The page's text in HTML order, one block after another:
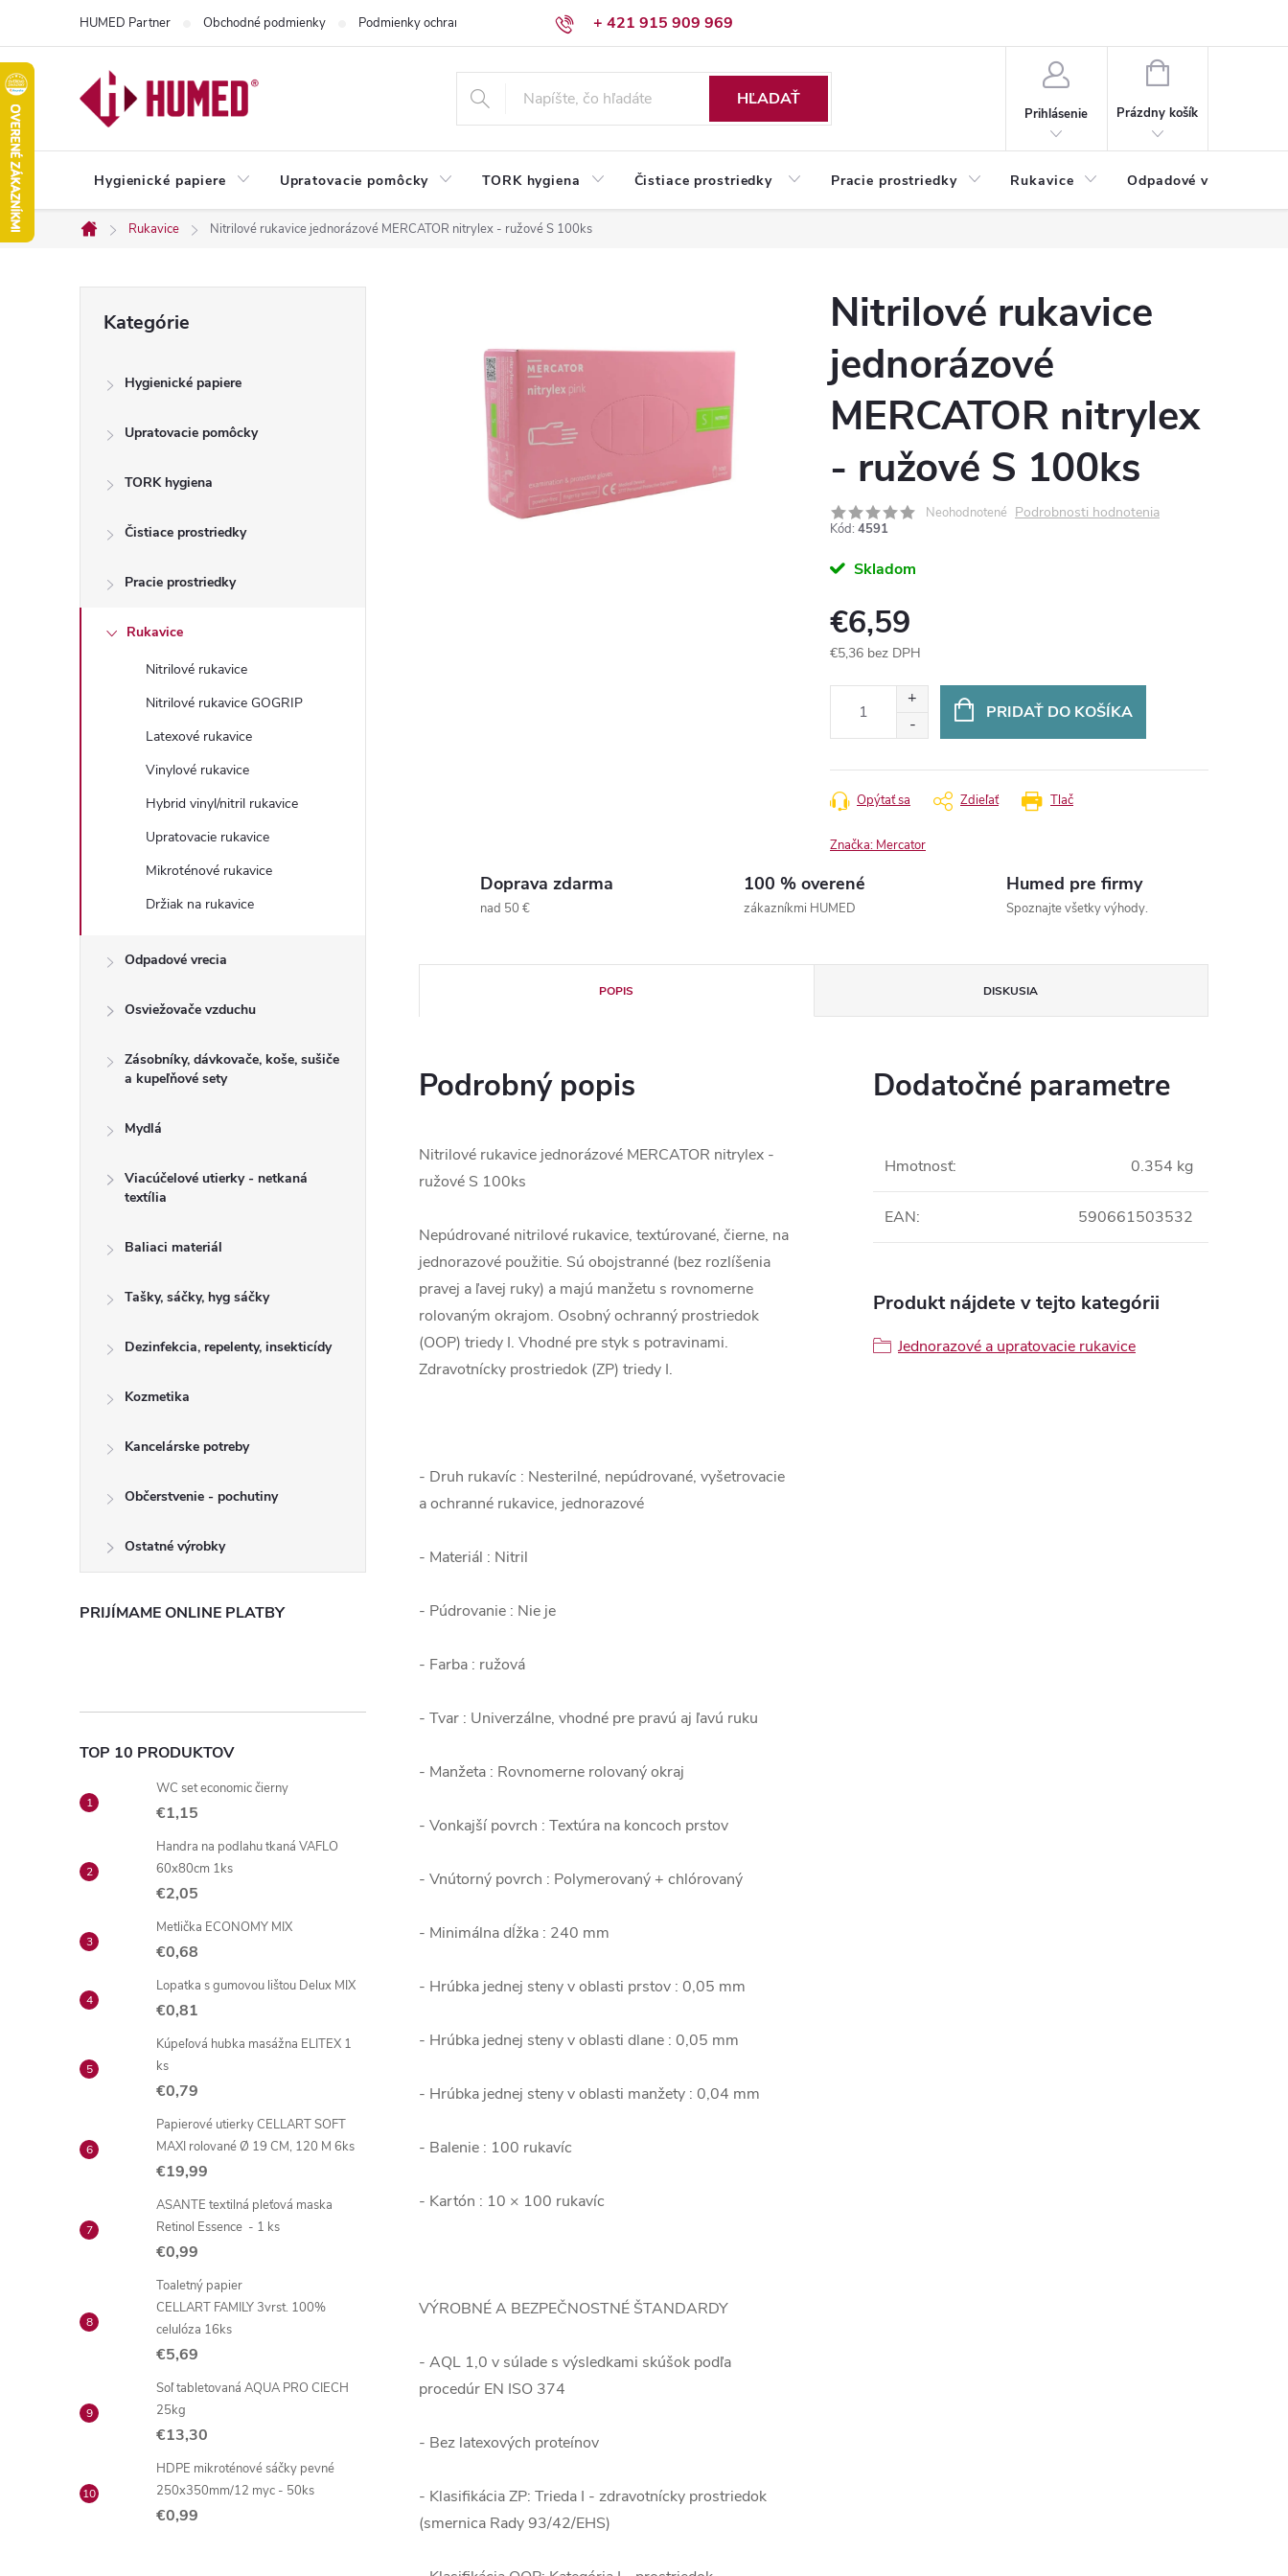
obsah
+ 421 915 909 969
HUMED Partner Obchodné podmienky Podmienky ochrany osobných údajov Reklamačný poriadok
HĽADAŤ
Prihlásenie
NÁKUPNÝ
Prázdny košík
Hygienické papiere Upratovacie pomôcky TORK hygiena Čistiace prostriedky Pracie prostriedky Rukavice Odpadové vrecia
Domov
Rukavice Nitrilové rukavice jednorázové MERCATOR nitrylex - ružové S 100ks
a
kategórie
Kategórie
Hygienické papiere
Upratovacie pomôcky
TORK hygiena
Čistiace prostriedky
Pracie prostriedky
Rukavice
Nitrilové rukavice
Nitrilové rukavice GOGRIP
Latexové rukavice
Vinylové rukavice
Hybrid vinyl/nitril rukavice
Upratovacie rukavice
Mikroténové rukavice
Držiak na rukavice
Odpadové vrecia
Osviežovače vzduchu
Zásobníky, dávkovače, koše, sušiče
a kupeľňové sety
Mydlá
Viacúčelové utierky - netkaná
textília
Baliaci materiál
Tašky, sáčky, hyg sáčky
Dezinfekcia, repelenty, insekticídy
Kozmetika
Kancelárske potreby
Občerstvenie - pochutiny
Ostatné výrobky
PRIJÍMAME ONLINE PLATBY
TOP 10 PRODUKTOV
WC set economic čierny
€1,15
Handra na podlahu tkaná VAFLO
60x80cm 1ks
€2,05
Metlička ECONOMY MIX
€0,68
Lopatka s gumovou lištou Delux MIX
€0,81
Kúpeľová hubka masážna ELITEX 1
ks
€0,79
Papierové utierky CELLART SOFT
MAXI rolované Ø 19 CM, 120 M 6ks
€19,99
ASANTE textilná pleťová maska
Retinol Essence - 1 ks
€0,99
Toaletný papier
CELLART FAMILY 3vrst. 100%
celulóza 16ks
€5,69
Soľ tabletovaná AQUA PRO CIECH
25kg
€13,30
HDPE mikroténové sáčky pevné
250x350mm/12 myc - 50ks
€0,99
Nitrilové rukavice
jednorázové
MERCATOR nitrylex
- ružové S 100ks
Neohodnotené Podrobnosti hodnotenia
Kód: 4591
Skladom
€6,59
€5,36 bez DPH
PRIDAŤ DO KOŠÍKA
Tlač
Opýtať sa Zdieľať
Značka: Mercator
Doprava zdarma
nad 50 €
100 % overené
zákazníkmi HUMED
Humed pre firmy
Spoznajte všetky výhody.
POPIS DISKUSIA
Podrobný popis
Nitrilové rukavice jednorázové MERCATOR nitrylex -
ružové S 100ks
Nepúdrované nitrilové rukavice, textúrované, čierne, na
jednorazové použitie. Sú obojstranné (bez rozlíšenia
pravej a ľavej ruky) a majú manžetu s rovnomerne
rolovaným okrajom. Osobný ochranný prostriedok
(OOP) triedy I. Vhodné pre styk s potravinami.
Zdravotnícky prostriedok (ZP) triedy I.
- Druh rukavíc : Nesterilné, nepúdrované, vyšetrovacie
a ochranné rukavice, jednorazové
- Materiál : Nitril
- Púdrovanie : Nie je
- Farba : ružová
- Tvar : Univerzálne, vhodné pre pravú aj ľavú ruku
- Manžeta : Rovnomerne rolovaný okraj
- Vonkajší povrch : Textúra na koncoch prstov
- Vnútorný povrch : Polymerovaný + chlórovaný
- Minimálna dĺžka : 240 mm
- Hrúbka jednej steny v oblasti prstov : 0,05 mm
- Hrúbka jednej steny v oblasti dlane : 0,05 mm
- Hrúbka jednej steny v oblasti manžety : 0,04 mm
- Balenie : 100 rukavíc
- Kartón : 10 × 100 rukavíc
VÝROBNÉ A BEZPEČNOSTNÉ ŠTANDARDY
- AQL 1,0 v súlade s výsledkami skúšok podľa
procedúr EN ISO 374
- Bez latexových proteínov
- Klasifikácia ZP: Trieda I - zdravotnícky prostriedok
(smernica Rady 93/42/EHS)
Dodatočné parametre
Hmotnosť: 0.354 kg
EAN: 590661503532
Produkt nájdete v tejto kategórii
Jednorazové a upratovacie rukavice